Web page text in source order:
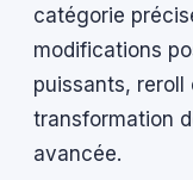
catégorie
modifications
puissants,
transformation
avancée.